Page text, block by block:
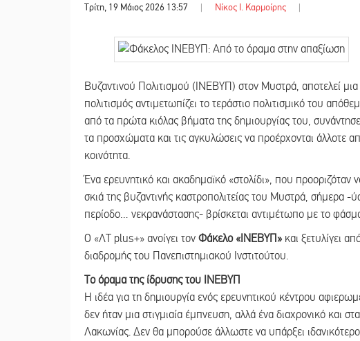
Τρίτη, 19 Μάιος 2026 13:57 | Νίκος Ι. Καρμοίρης |
Βυζαντινού Πολιτισμού (ΙΝΕΒΥΠ) στον Μυστρά, αποτελεί
πολιτισμός αντιμετωπίζει το τεράστιο πολιτισμικό του
από τα πρώτα κιόλας βήματα της δημιουργίας του,
τα προσχώματα και τις αγκυλώσεις να προέρχονται άλλοτε
κοινότητα.
Ένα ερευνητικό και ακαδημαϊκό «στολίδι», που
σκιά της βυζαντινής καστροπολιτείας του Μυστρά, σήμερα
περίοδο… νεκρανάστασης- βρίσκεται αντιμέτωπο με το
Ο «ΛΤ plus+» ανοίγει τον Φάκελο «ΙΝΕΒΥΠ» και ξετυλίγει
διαδρομής του Πανεπιστημιακού Ινστιτούτου.
Το όραμα της ίδρυσης του ΙΝΕΒΥΠ
Η ιδέα για τη δημιουργία ενός ερευνητικού κέντρου
δεν ήταν μια στιγμιαία έμπνευση, αλλά ένα διαχρονικό και
Λακωνίας. Δεν θα μπορούσε άλλωστε να υπάρξει